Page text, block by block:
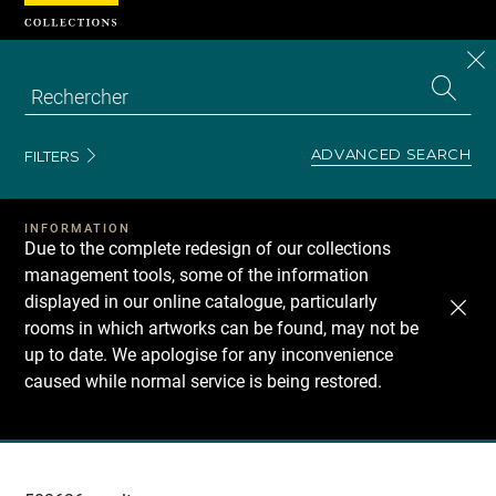
FILTERS ADVANCED SEARCH
INFORMATION
Due to the complete redesign of our collections
management tools, some of the information
displayed in our online catalogue, particularly
rooms in which artworks can be found, may not be
up to date. We apologise for any inconvenience
caused while normal service is being restored.
Recherche
Cookies management panel